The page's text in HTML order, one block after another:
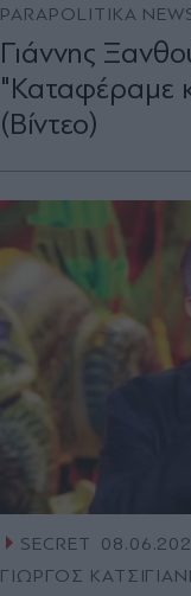
PARAPOLITIKA
Γιάννης
"Καταφέραμε
(Βίντεο)
SECRET
ΓΙΩΡΓΟΣ